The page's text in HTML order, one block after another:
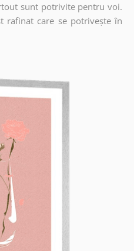
sunt potrivite pentru voi.
rafinat care se potrivește în